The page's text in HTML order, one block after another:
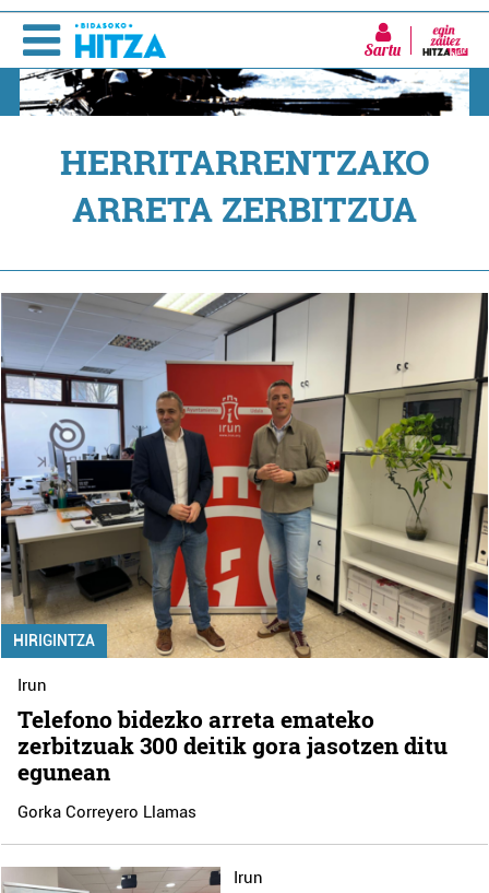
Sartu
HERRITARRENTZAKO
ARRETA ZERBITZUA
HIRIGINTZA
Irun
Telefono bidezko arreta emateko
zerbitzuak 300 deitik gora jasotzen ditu
egunean
Gorka Correyero Llamas
Irun